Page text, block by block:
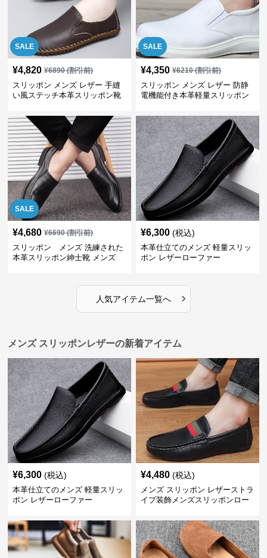
SALE
¥4,820 ¥6890(割引前)
スリッポン メンズ レザー 手縫
い風ステッチ本革スリッポン靴
SALE
¥4,350 ¥6210(割引前)
スリッポン メンズ レザー 防静
電機能付き本革軽量スリッポン
SALE
¥4,680 ¥6690(割引前)
スリッポン メンズ 洗練された
本革スリッポン紳士靴 メンズ
¥6,300 (税込)
本革仕立てのメンズ 軽量スリッ
ポン レザーローファー
人気アイテム一覧へ ›
メンズ スリッポンレザーの新着アイテム
¥6,300 (税込)
本革仕立てのメンズ 軽量スリッ
ポン レザーローファー
¥4,480 (税込)
メンズ スリッポン レザーストラ
イプ装飾メンズスリッポンロー